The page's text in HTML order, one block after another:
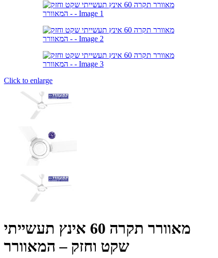
Click to enlarge
מאוורר תקרה 60 אינץ תעשייתי
שקט וחזק – המאוורר